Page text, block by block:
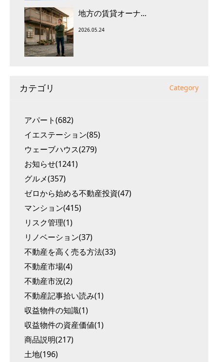
地方の賃貸オーナ...
2026.05.24
カテゴリ Category
アパート(682)
イエステーション(85)
ウェーブハウス(279)
お知らせ(1241)
グルメ(357)
ゼロから始める不動産投資(47)
マンション(415)
リスク管理(1)
リノベーション(37)
不動産を高く売る方法(33)
不動産市場(4)
不動産市況(2)
不動産記事拾い読み(1)
収益物件の知識(1)
収益物件の資産価値(1)
商品説明(217)
土地(196)